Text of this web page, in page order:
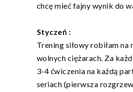
chcę mieć fajny wynik do
Styczeń :
Trening siłowy robiłam na
wolnych ciężarach. Za
3-4 ćwiczenia na każdą
seriach (pierwsza